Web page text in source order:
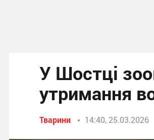
У Шостці
утримання
Тварини 14:40, 25.03.2026